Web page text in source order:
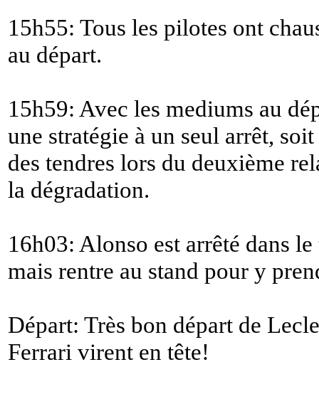
15h55: Tous les pilotes ont
au départ.
15h59: Avec les mediums au
une stratégie à un seul arrêt,
des tendres lors du deuxième
la dégradation.
16h03: Alonso est arrêté dans
mais rentre au stand pour y
Départ: Très bon départ de
Ferrari virent en tête!